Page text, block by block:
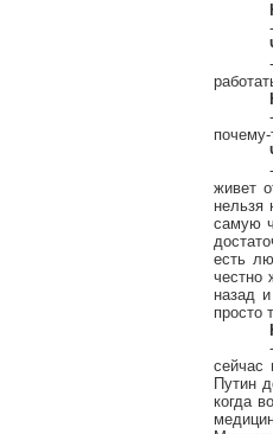
живет
нельзя
самую
есть
честно
назад
просто
сейчас
Путин
когда